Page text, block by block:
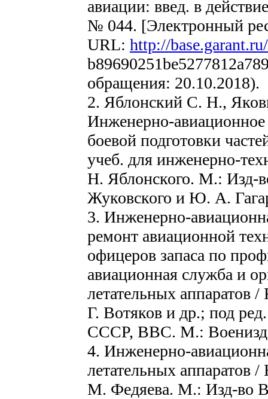
авиации: введ. в
№ 044. [Электронный
URL: http://
обращения: 20.10.2018).
2. Яблонский С. Н.,
Инженерно-авиационное
боевой подготовки
учеб. для инженерно-
Н. Яблонского. М.:
Жуковского и Ю. А.
3. Инженерно-
ремонт авиационной
офицеров запаса по
авиационная служба и
летательных
Г. Вотяков и др.; под
СССР, ВВС. М.:
4. Инженерно-
летательных
М. Федяева. М.: Изд-во